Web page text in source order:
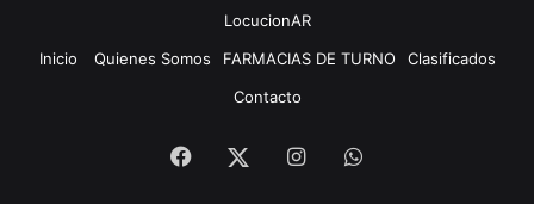
LocucionAR
Inicio
Quienes Somos FARMACIAS DE TURNO
Clasificados
Contacto
Facebook
TwitterInstagramWhatsapp